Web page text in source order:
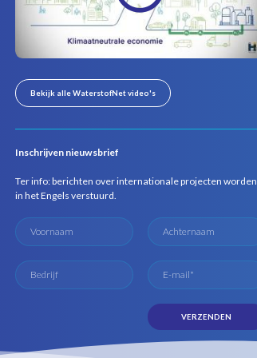
Bekijk alle WaterstofNet video's
Inschrijven nieuwsbrief
Ter info: berichten over internationale projecten worden
in het Engels verstuurd.